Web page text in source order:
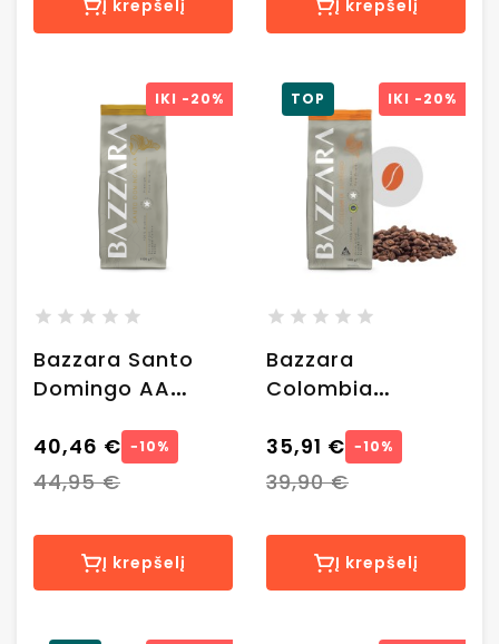
Į krepšelį Į krepšelį
IKI -20%
Bazzara Santo
Domingo AA
pupelės, 1 kg
40,46 € −10%
44,95 €
Į krepšelį
IKI -20%
TOP
Bazzara
Colombia
kavos pupelės, 1
kg
35,91 € −10%
39,90 €
Į krepšelį